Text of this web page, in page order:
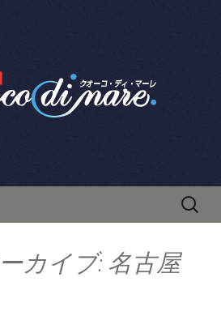
マーレ」のブロ
検
カイブ: 名古屋